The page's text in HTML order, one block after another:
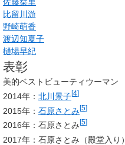
比留川游
野崎萌香
渡辺知夏子
樋場早紀
表彰
美的ベストビューティウーマン
2014年： 北川景子[4]
2015年： 石原さとみ[5]
2016年：石原さとみ[5]
2017年：石原さとみ（殿堂入り）